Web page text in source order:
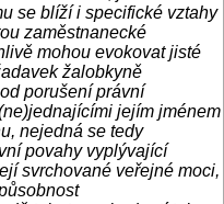
se blíží i specifické vztahy
zaměstnanecké
mohou evokovat jisté
žalobkyně
porušení právní
jejím jménem
nejedná se tedy
povahy vyplývající
svrchované veřejné moci,